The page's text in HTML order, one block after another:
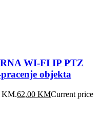
WI-FI IP PTZ
objekta
KM.62,00 KMCurrent price